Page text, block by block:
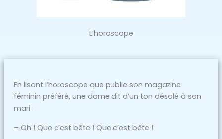
L’horoscope
En lisant l’horoscope que publie son magazine
féminin préféré, une dame dit d’un ton désolé à son
mari :
– Oh ! Que c’est bête ! Que c’est bête !